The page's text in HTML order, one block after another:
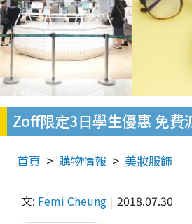
Zoff限定3日學生優惠 免費
首頁 購物情報 美妝服飾
文: Femi Cheung 2018.07.30